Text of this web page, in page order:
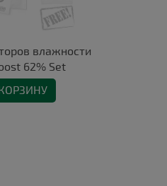
влажности
62% Set